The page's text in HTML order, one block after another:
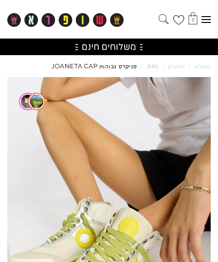
0
שופרא / מותגים /
Aro
/ סניקרס גבוהות JOANETACAP
Skip to product reviews